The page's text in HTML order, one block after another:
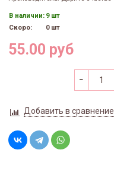
В наличии: 9 шт
Скоро:
0 шт
55.00 руб
Добавить в сравнение